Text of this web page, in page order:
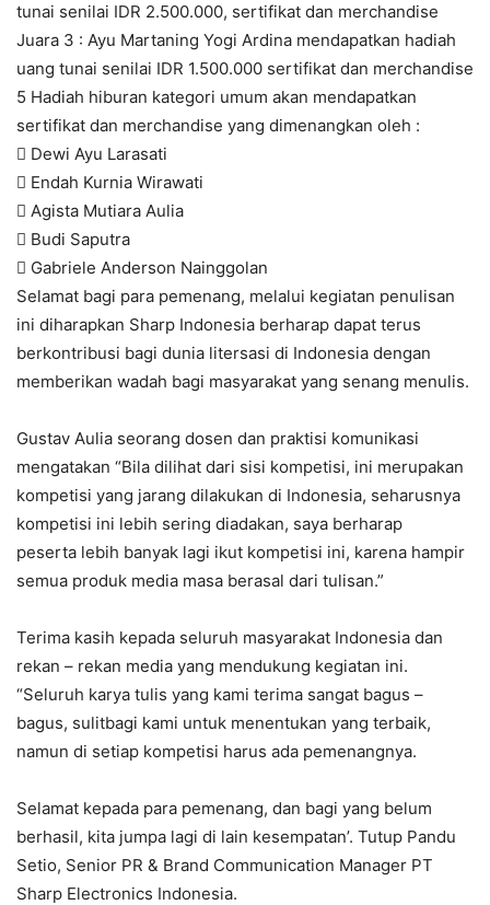
tunai senilai IDR 2.500.000, sertifikat dan merchandise
Juara 3 : Ayu Martaning Yogi Ardina mendapatkan hadiah
uang tunai senilai IDR 1.500.000 sertifikat dan merchandise
5 Hadiah hiburan kategori umum akan mendapatkan
sertifikat dan merchandise yang dimenangkan oleh :
 Dewi Ayu Larasati
 Endah Kurnia Wirawati
 Agista Mutiara Aulia
 Budi Saputra
 Gabriele Anderson Nainggolan
Selamat bagi para pemenang, melalui kegiatan penulisan
ini diharapkan Sharp Indonesia berharap dapat terus
berkontribusi bagi dunia litersasi di Indonesia dengan
memberikan wadah bagi masyarakat yang senang menulis.
Gustav Aulia seorang dosen dan praktisi komunikasi
mengatakan “Bila dilihat dari sisi kompetisi, ini merupakan
kompetisi yang jarang dilakukan di Indonesia, seharusnya
kompetisi ini lebih sering diadakan, saya berharap
peserta lebih banyak lagi ikut kompetisi ini, karena hampir
semua produk media masa berasal dari tulisan.”
Terima kasih kepada seluruh masyarakat Indonesia dan
rekan – rekan media yang mendukung kegiatan ini.
“Seluruh karya tulis yang kami terima sangat bagus –
bagus, sulitbagi kami untuk menentukan yang terbaik,
namun di setiap kompetisi harus ada pemenangnya.
Selamat kepada para pemenang, dan bagi yang belum
berhasil, kita jumpa lagi di lain kesempatan’. Tutup Pandu
Setio, Senior PR & Brand Communication Manager PT
Sharp Electronics Indonesia.